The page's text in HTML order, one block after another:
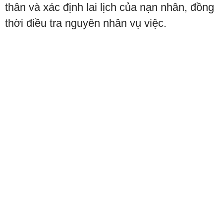
thân và xác định lai lịch của nạn nhân, đồng
thời điều tra nguyên nhân vụ việc.